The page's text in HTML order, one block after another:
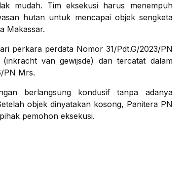
mudah. Tim eksekusi harus menempuh
hutan untuk mencapai objek sengketa
Makassar.
perkara perdata Nomor 31/Pdt.G/2023/PN
van gewijsde) dan tercatat dalam
PN Mrs.
berlangsung kondusif tanpa adanya
objek dinyatakan kosong, Panitera PN
pemohon eksekusi.